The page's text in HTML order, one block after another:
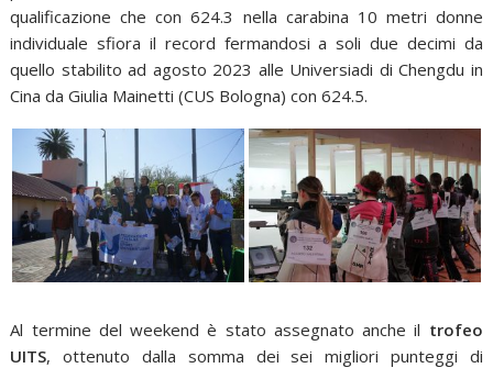
qualificazione che con 624.3 nella carabina 10 metri donne
individuale sfiora il record fermandosi a soli due decimi da
quello stabilito ad agosto 2023 alle Universiadi di Chengdu in
Cina da Giulia Mainetti (CUS Bologna) con 624.5.
Al termine del weekend è stato assegnato anche il trofeo
UITS, ottenuto dalla somma dei sei migliori punteggi di